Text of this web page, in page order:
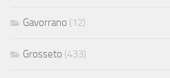
Gavorrano (12)
Grosseto (433)